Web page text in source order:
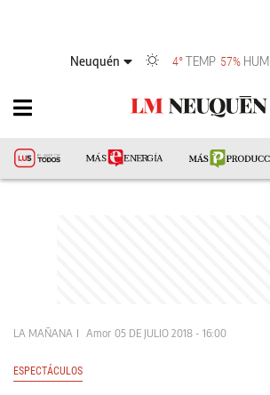
Neuquén 4° TEMP 57% HUM
LA MAÑANA Amor 05 DE JULIO 2018 - 16:00
ESPECTÁCULOS